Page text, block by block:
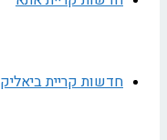
חדשות קריית ביאליק